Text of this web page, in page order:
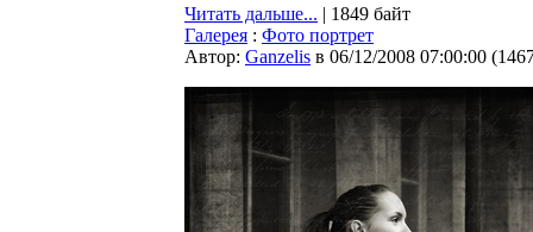
Читать дальше... | 1849 байт
Галерея : Фото портрет
Автор: Ganzelis в 06/12/2008 07:00:00 (